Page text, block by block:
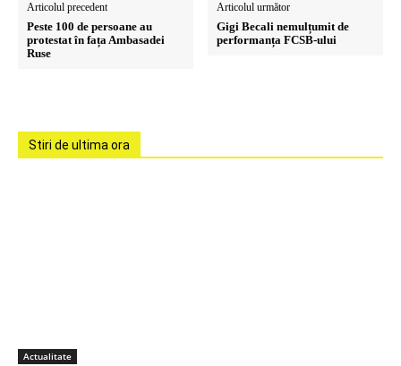
Articolul precedent
Peste 100 de persoane au
protestat în fața Ambasadei
Ruse
Articolul următor
Gigi Becali nemulțumit de
performanța FCSB-ului
Stiri de ultima ora
Actualitate